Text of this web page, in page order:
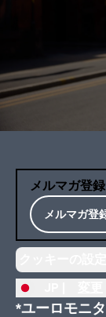
メルマガ登
メルマガ登
*ユーロモニ